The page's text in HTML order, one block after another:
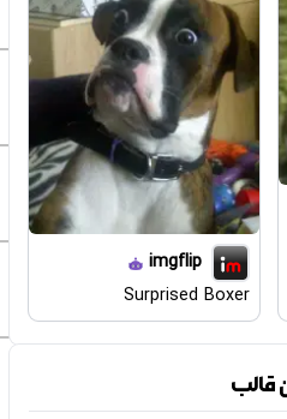
imgflip
Surprised Boxer
قالب